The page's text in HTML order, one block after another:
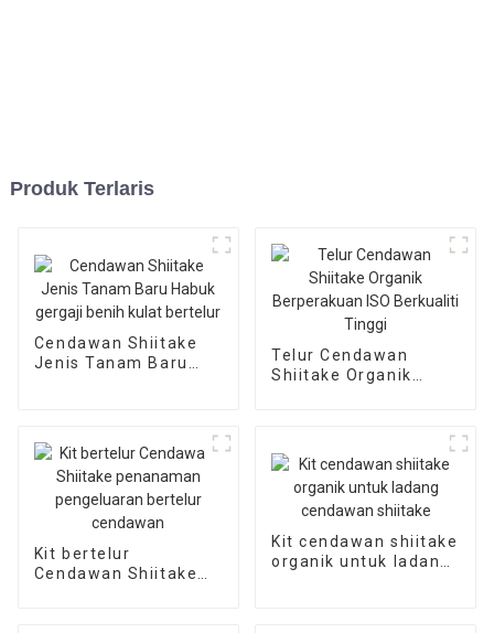
Produk Terlaris
Cendawan Shiitake
Jenis Tanam Baru
Telur Cendawan
Shiitake Organik
Kit bertelur
Cendawan Shiitake
Kit cendawan shiitake
organik untuk ladang